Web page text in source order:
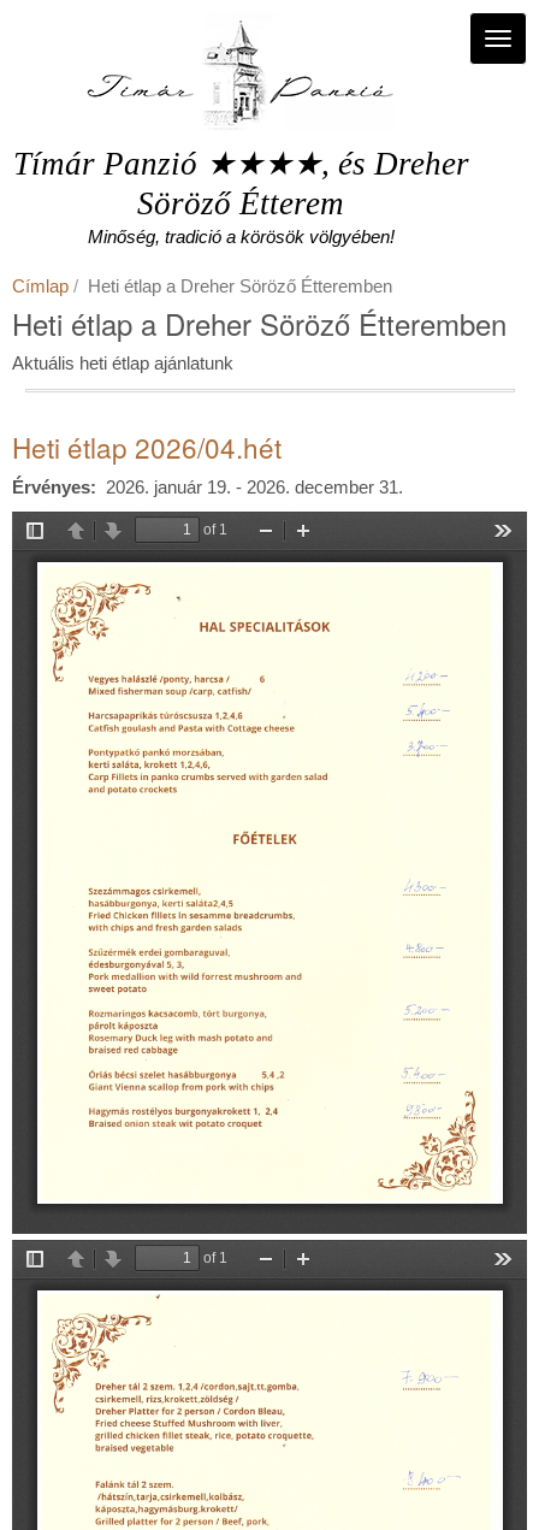
Tímár Panzió ★★★★, és Dreher
Söröző Étterem
Minőség, tradició a körösök völgyében!
Címlap Heti étlap a Dreher Söröző Étteremben
Heti étlap a Dreher Söröző Étteremben
Aktuális heti étlap ajánlatunk
Heti étlap 2026/04.hét
Érvényes 2026. január 19. - 2026. december 31.